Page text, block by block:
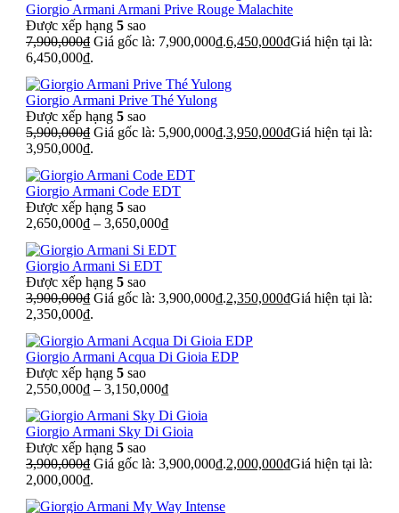
Giorgio Armani Armani Prive Rouge Malachite
Được xếp hạng 5 sao
7,900,000₫ Giá gốc là: 7,900,000₫.6,450,000₫Giá hiện tại là:
6,450,000₫.
Giorgio Armani Prive Thé Yulong
Được xếp hạng 5 sao
5,900,000₫ Giá gốc là: 5,900,000₫.3,950,000₫Giá hiện tại là:
3,950,000₫.
Giorgio Armani Code EDT
Được xếp hạng 5 sao
2,650,000₫ – 3,650,000₫
Giorgio Armani Si EDT
Được xếp hạng 5 sao
3,900,000₫ Giá gốc là: 3,900,000₫.2,350,000₫Giá hiện tại là:
2,350,000₫.
Giorgio Armani Acqua Di Gioia EDP
Được xếp hạng 5 sao
2,550,000₫ – 3,150,000₫
Giorgio Armani Sky Di Gioia
Được xếp hạng 5 sao
3,900,000₫ Giá gốc là: 3,900,000₫.2,000,000₫Giá hiện tại là:
2,000,000₫.